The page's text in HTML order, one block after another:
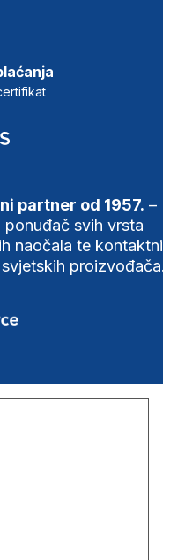
partner od 1957. –
svih vrsta
naočala te
proizvođača.